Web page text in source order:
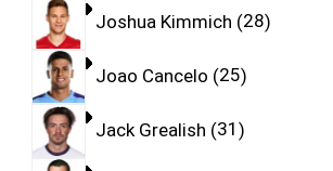
Joshua Kimmich 28
Joao Cancelo 25
Jack Grealish 31